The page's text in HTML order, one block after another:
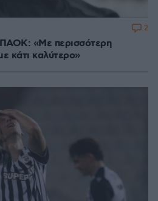
ΠΑΟΚ: «Με περισσότερη
κάτι καλύτερο»
2